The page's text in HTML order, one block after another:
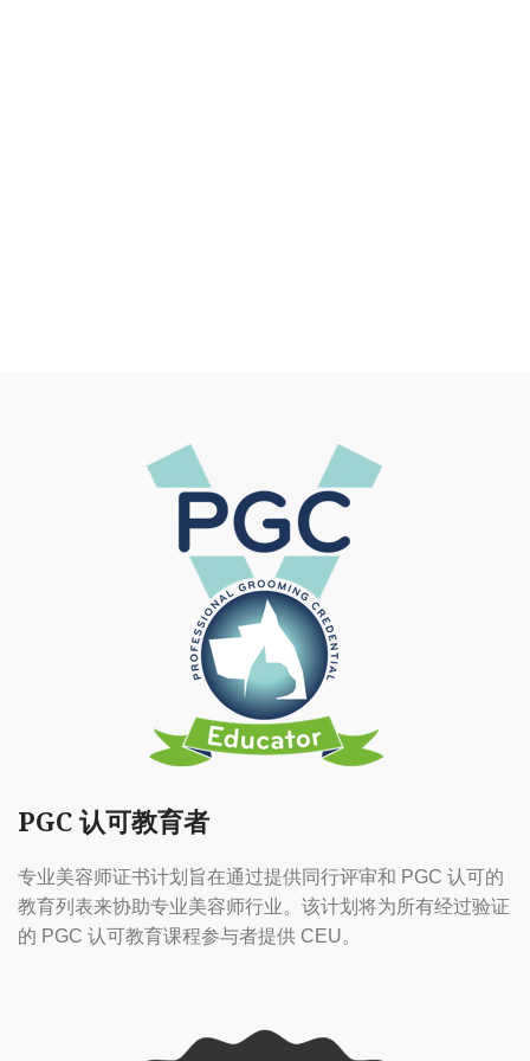
PGC 认可教育者
专业美容师证书计划旨在通过提供同行评审和 PGC 认可的
教育列表来协助专业美容师行业。该计划将为所有经过验证
的 PGC 认可教育课程参与者提供 CEU。